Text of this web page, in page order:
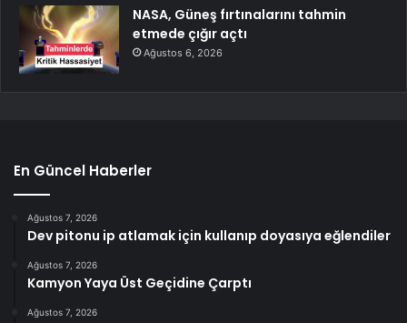
NASA, Güneş fırtınalarını tahmin
etmede çığır açtı
Ağustos 6, 2026
En Güncel Haberler
Ağustos 7, 2026
Dev pitonu ip atlamak için kullanıp doyasıya eğlendiler
Ağustos 7, 2026
Kamyon Yaya Üst Geçidine Çarptı
Ağustos 7, 2026